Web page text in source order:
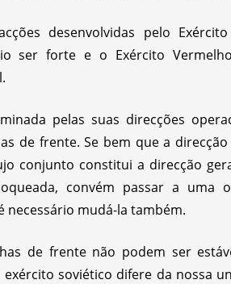
desenvolvidas pelo
ser forte e o Exército
pelas suas direcções
de frente. Se bem que a
conjunto constitui a direcção
convém passar a uma
necessário mudá-la também.
de frente não podem ser
soviético difere da nossa